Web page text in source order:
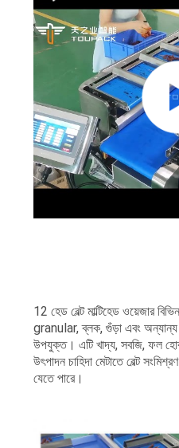
12 হেড বেল্ট মাল্টিহেড ওয়েজার
granular, ব্লক, গুঁড়া এবং
উপযুক্ত। এটি খাদ্য, সবজি, ফল হোক
উৎপাদন চাহিদা মেটাতে বেল্ট
যেতে পারে।